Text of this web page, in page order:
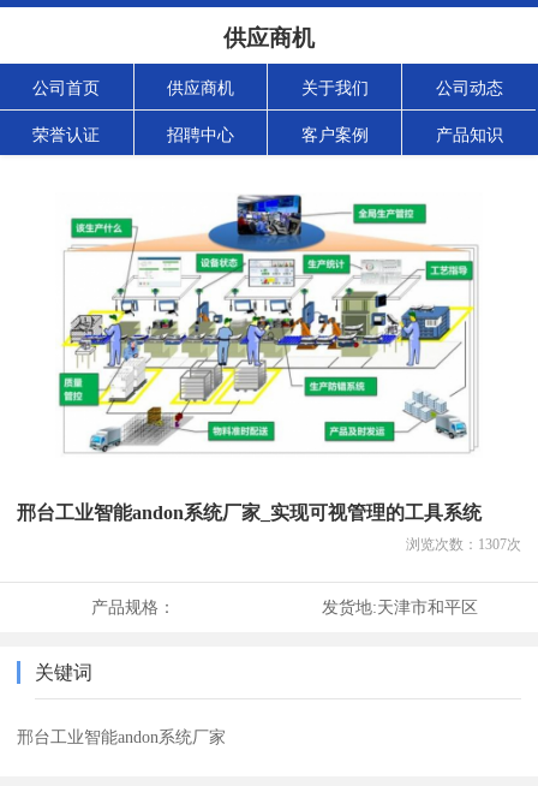
供应商机
公司首页 供应商机 关于我们 公司动态
荣誉认证 招聘中心 客户案例 产品知识
邢台工业智能andon系统厂家_实现可视管理的工具系统
浏览次数： 1307次
产品规格： 发货地:天津市和平区
关键词
邢台工业智能andon系统厂家